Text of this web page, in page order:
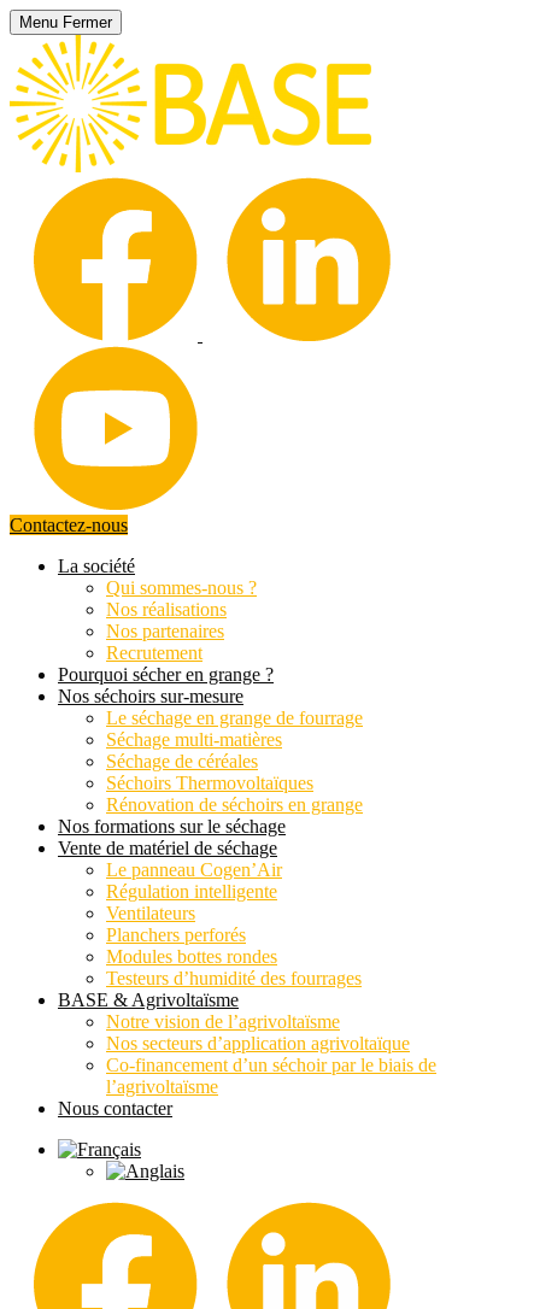
Menu Fermer
Contactez-nous
La société
Qui sommes-nous ?
Nos réalisations
Nos partenaires
Recrutement
Pourquoi sécher en grange ?
Nos séchoirs sur-mesure
Le séchage en grange de fourrage
Séchage multi-matières
Séchage de céréales
Séchoirs Thermovoltaïques
Rénovation de séchoirs en grange
Nos formations sur le séchage
Vente de matériel de séchage
Le panneau Cogen’Air
Régulation intelligente
Ventilateurs
Planchers perforés
Modules bottes rondes
Testeurs d’humidité des fourrages
BASE & Agrivoltaïsme
Notre vision de l’agrivoltaïsme
Nos secteurs d’application agrivoltaïque
Co-financement d’un séchoir par le biais de
l’agrivoltaïsme
Nous contacter